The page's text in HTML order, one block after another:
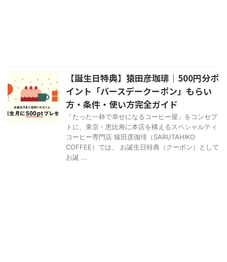
【誕生日特典】猿田彦珈琲｜500円分ポ
イント「バースデークーポン」もらい
方・条件・使い方完全ガイド
「たった一杯で幸せになるコーヒー屋」をコンセプ
トに、東京・恵比寿に本店を構えるスペシャルティ
コーヒー専門店 猿田彦珈琲（SARUTAHIKO
COFFEE）では、 お誕生日特典（クーポン）として
お誕 ...